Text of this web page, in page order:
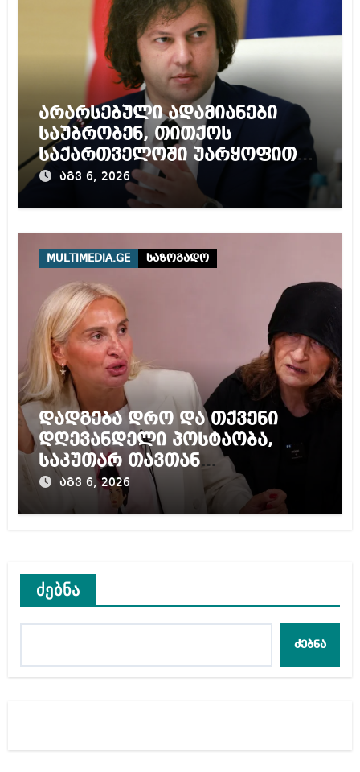
არარსებული ადამიანები
საუბრობენ, თითქოს
საქართველოში უარყოფითი
გარემოა შექმნილი რუსი
ტურისტებისთვის, ჩვენი კარი
ტურისტისთვის
აგვ 6, 2026
MULTIMEDIA.GE საზოგადო
დადგება დრო და თქვენი
დღევანდელი პოსტაობა,
საკუთარ თავთან
შეგარცხვენთ – ეკა კუპატაძე
ნანუკა ჟორჟოლიანს
აგვ 6, 2026
ძებნა
ძებნა